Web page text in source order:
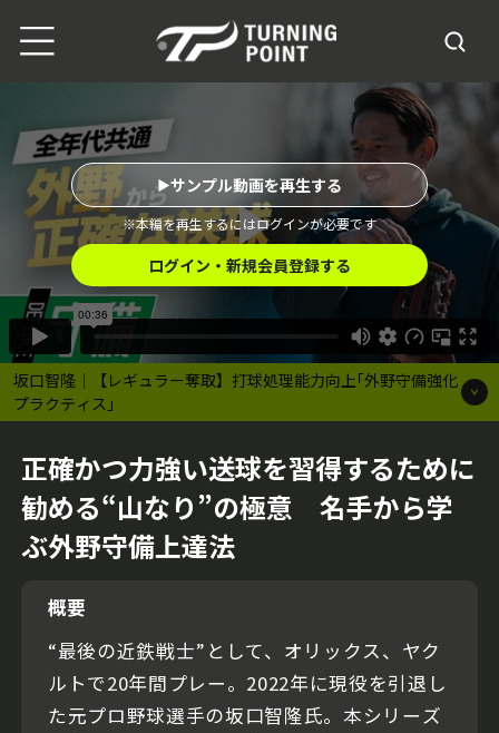
坂口智隆｜【レギュラー奪取】打球処理能力向上｢外野守備強化
プラクティス｣
※本編を再生するにはログインが必要です
サンプル動画を再生する
ログイン・新規会員登録する
正確かつ力強い送球を習得するために
勧める“山なり”の極意 名手から学
ぶ外野守備上達法
概要
“最後の近鉄戦士”として、オリックス、ヤク
ルトで20年間プレー。2022年に現役を引退し
た元プロ野球選手の坂口智隆氏。本シリーズ